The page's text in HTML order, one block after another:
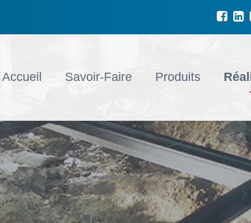
Accueil Savoir-Faire Produits